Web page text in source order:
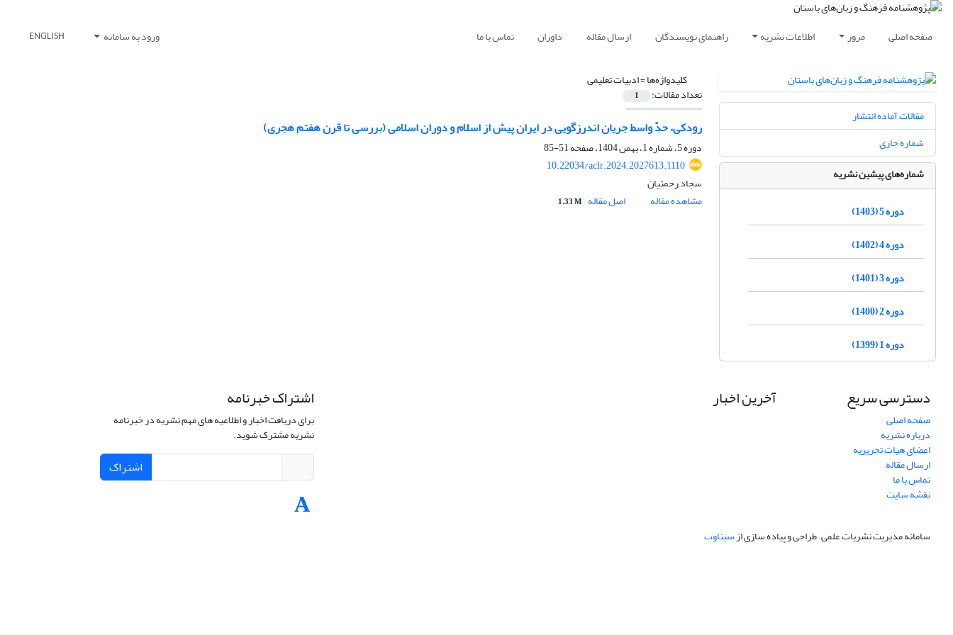
صفحه اصلی مرور اطلاعات نشریه راهنمای نویسندگان ارسال مقاله داوران تماس با ما ورود به سامانه ENGLISH
کلیدواژه‌ها =ادبیات تعلیمی
تعداد مقالات: 1
رودکی، حدّ واسط جریان اندرزگویی در ایران پیش از اسلام و دوران اسلامی (بررسی تا قرن هفتم هجری)
دوره 5، شماره 1، بهمن 1404، صفحه
51-85
10.22034/aclr.2024.2027613.1110
سجاد رحمتیان
مشاهده مقاله
اصل مقاله 1.33 M
مقالات آماده انتشار
شماره جاری
شماره‌های پیشین نشریه
دوره 5 (1403)
دوره 4 (1402)
دوره 3 (1401)
دوره 2 (1400)
دوره 1 (1399)
دسترسی سریع
صفحه اصلی
درباره نشریه
اعضای هیات تحریریه
ارسال مقاله
تماس با ما
نقشه سایت
آخرین اخبار اشتراک خبرنامه
برای دریافت اخبار و اطلاعیه های مهم نشریه در خبرنامه
نشریه مشترک شوید.
اشتراک
سامانه مدیریت نشریات علمی.طراحی و پیاده سازی ازسیناوب